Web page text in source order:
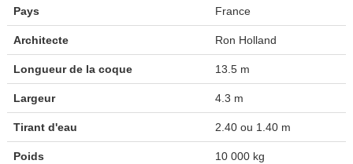
Pays France
Architecte Ron Holland
Longueur de la coque 13.5 m
Largeur 4.3 m
Tirant d'eau 2.40 ou 1.40 m
Poids 10 000 kg